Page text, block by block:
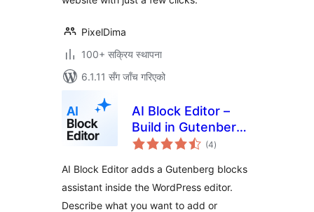
PixelDima
100+ सक्रिय स्थापना
6.1.11 सँग जाँच गरिएको
AI Block Editor –
Build in Gutenberg
by chatting with AI
(4कुल
रेटिङ्गहरू
)
AI Block Editor adds a Gutenberg blocks
assistant inside the WordPress editor.
Describe what you want to add or